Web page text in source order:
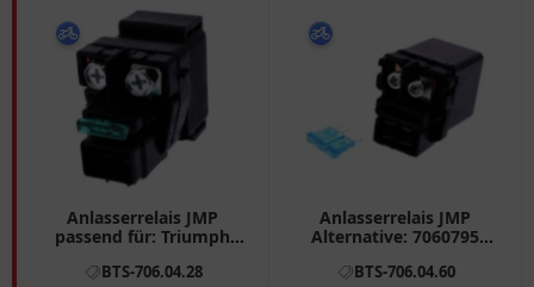
Anlasserrelais JMP
passend für: Triumph
Suzuki LT - A
BTS-706.04.28
Anlasserrelais JMP
Alternative: 7060795
XLR, MSX
BTS-706.04.60